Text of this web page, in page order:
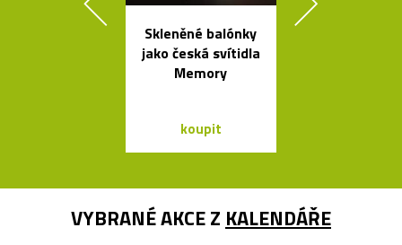
Skleněné balónky
jako česká svítidla
Memory
koupit
VYBRANÉ AKCE Z KALENDÁŘE